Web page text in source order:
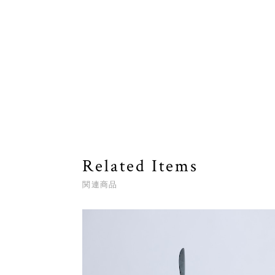
Related Items
関連商品